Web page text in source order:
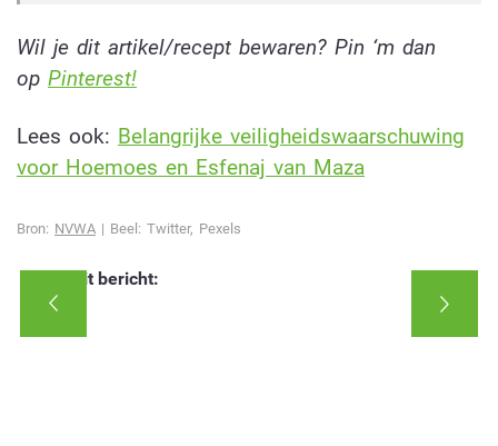
Wil je dit artikel/recept bewaren? Pin ‘m dan
op Pinterest!
Lees ook: Belangrijke veiligheidswaarschuwing
voor Hoemoes en Esfenaj van Maza
Bron: NVWA | Beel: Twitter, Pexels
Deel dit bericht: